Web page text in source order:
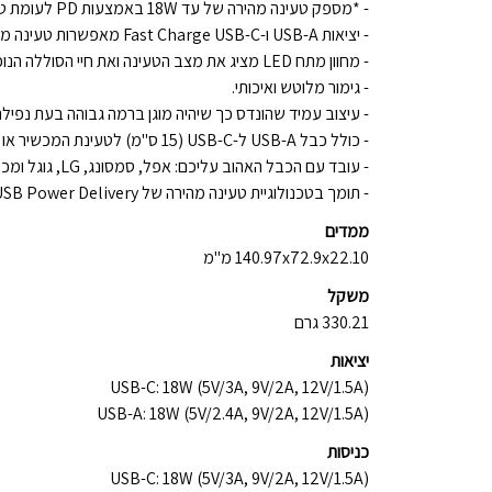
- *מספק טעינה מהירה של עד 18W באמצעות PD לעומת טעינה סטנדרטית של 5W/
- יציאות USB-A ו-Fast Charge USB-C מאפשרות טעינה מרובה מכשירים.
- מחוון מתח LED מציג את מצב הטעינה ואת חיי הסוללה הנוכחיים.
- גימור מלוטש ואיכותי.
- עיצוב עמיד שהונדס כך שיהיה מוגן ברמה גבוהה בעת
- כולל כבל USB-A ל-USB-C (15 ס"מ) לטעינת המכשיר או לטעינת ה-Power Bank.
- עובד עם הכבל האהוב עליכם: אפל, סמסונג, LG, גוגל ומכשירים רבים אחרים.
- תומך בטכנולוגיית טעינה מהירה של USB Power Delivery.
ממדים
140.97x72.9x22.10 מ"מ
משקל
330.21 גרם
יציאות
USB-C: 18W (5V/3A, 9V/2A, 12V/1.5A)
USB-A: 18W (5V/2.4A, 9V/2A, 12V/1.5A)
כניסות
USB-C: 18W (5V/3A, 9V/2A, 12V/1.5A)